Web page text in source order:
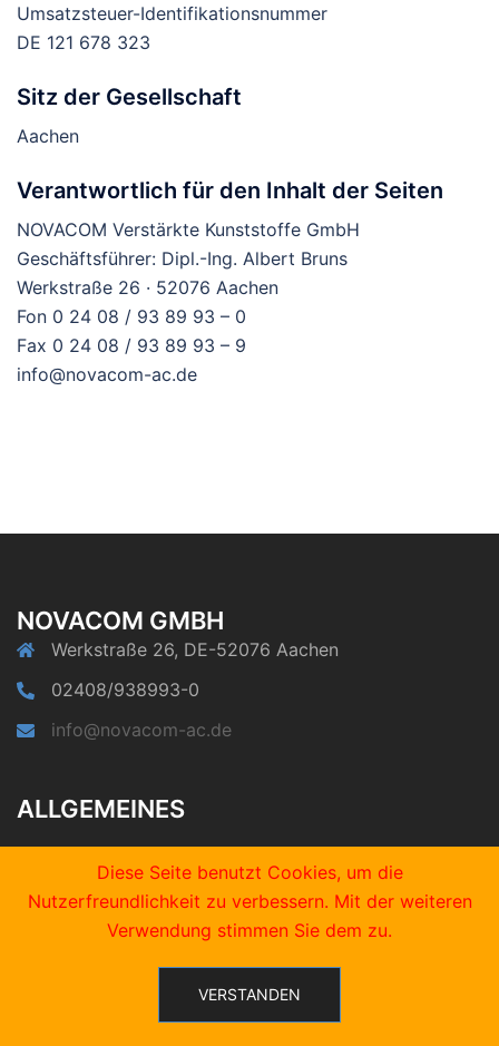
Umsatzsteuer-Identifikationsnummer
DE 121 678 323
Sitz der Gesellschaft
Aachen
Verantwortlich für den Inhalt der Seiten
NOVACOM Verstärkte Kunststoffe GmbH
Geschäftsführer: Dipl.-Ing. Albert Bruns
Werkstraße 26 · 52076 Aachen
Fon 0 24 08 / 93 89 93 – 0
Fax 0 24 08 / 93 89 93 – 9
info@novacom-ac.de
NOVACOM GMBH
Werkstraße 26, DE-52076 Aachen
02408/938993-0
info@novacom-ac.de
ALLGEMEINES
Rechtliche Hinweise
Datenschutz
Diese Seite benutzt Cookies, um die
Nutzerfreundlichkeit zu verbessern. Mit der weiteren
Verwendung stimmen Sie dem zu.
VERSTANDEN